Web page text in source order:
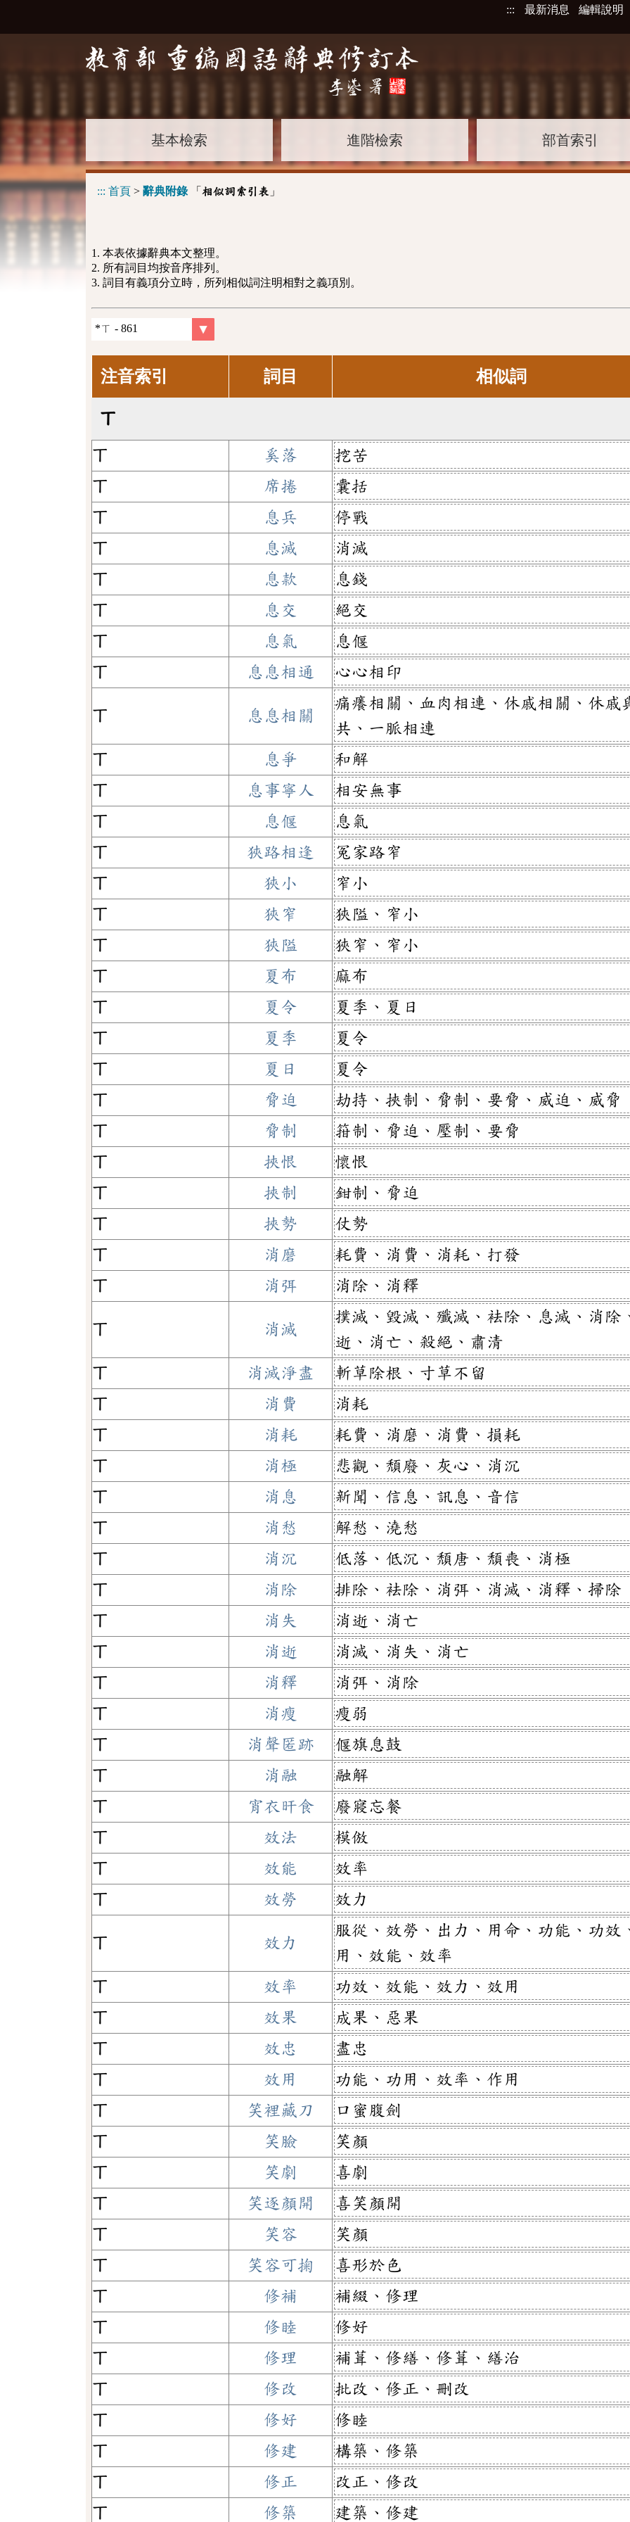
::: 最新消息 編輯說明
基本檢索 進階檢索 部首索引
::: 首頁 > 辭典附錄「 相似詞索引表 」
1. 本表依據辭典本文整理。
2. 所有詞目均按音序排列。
3. 詞目有義項分立時，所列相似詞注明相對之義項別。
注音索引 詞目 相似詞
ㄒ
ㄒ 奚落
挖苦
ㄒ
席捲
囊括
ㄒ
息兵
停戰
ㄒ
息滅
消滅
ㄒ
息款
息錢
ㄒ
息交
絕交
ㄒ
息氣
息偃
ㄒ
息息相通 心心相印
ㄒ 息息相關
痛癢相關、血肉相連、休戚相關、休戚
共、一脈相連
ㄒ
息爭
和解
ㄒ
息事寧人
相安無事
ㄒ
息偃
息氣
ㄒ
狹路相逢
冤家路窄
ㄒ
狹小
窄小
ㄒ
狹窄
狹隘、窄小
ㄒ
狹隘
狹窄、窄小
ㄒ
夏布
麻布
ㄒ
夏令
夏季、夏日
ㄒ
夏季
夏令
ㄒ
夏日
夏令
ㄒ
脅迫
劫持、挾制、脅制、要脅、威迫、威脅
ㄒ
脅制
箝制、脅迫、壓制、要脅
ㄒ
挾恨
懷恨
ㄒ
挾制
鉗制、脅迫
ㄒ
挾勢
仗勢
ㄒ
消磨
耗費、消費、消耗、打發
ㄒ
消弭 消除、消釋
ㄒ 消滅
撲滅、毀滅、殲滅、袪除、息滅、消除
逝、消亡、殺絕、肅清
ㄒ
消滅淨盡
斬草除根、寸草不留
ㄒ
消費
消耗
ㄒ
消耗
耗費、消磨、消費、損耗
ㄒ
消極
悲觀、頹廢、灰心、消沉
ㄒ
消息
新聞、信息、訊息、音信
ㄒ
消愁
解愁、澆愁
ㄒ
消沉
低落、低沉、頹唐、頹喪、消極
ㄒ
消除
排除、袪除、消弭、消滅、消釋、掃除
ㄒ
消失
消逝、消亡
ㄒ
消逝
消滅、消失、消亡
ㄒ
消釋
消弭、消除
ㄒ
消瘦
瘦弱
ㄒ
消聲匿跡
偃旗息鼓
ㄒ
消融
融解
ㄒ
宵衣旰食
廢寢忘餐
ㄒ
效法
模倣
ㄒ
效能
效率
ㄒ
效勞 效力
ㄒ 效力
服從、效勞、出力、用命、功能、功效
用、效能、效率
ㄒ
效率
功效、效能、效力、效用
ㄒ
效果
成果、惡果
ㄒ
效忠
盡忠
ㄒ
效用
功能、功用、效率、作用
ㄒ
笑裡藏刀
口蜜腹劍
ㄒ
笑臉
笑顏
ㄒ
笑劇
喜劇
ㄒ
笑逐顏開
喜笑顏開
ㄒ
笑容
笑顏
ㄒ
笑容可掬
喜形於色
ㄒ
修補
補綴、修理
ㄒ
修睦
修好
ㄒ
修理
補葺、修繕、修葺、繕治
ㄒ
修改
批改、修正、刪改
ㄒ
修好
修睦
ㄒ
修建
構築、修築
ㄒ
修正
改正、修改
ㄒ
修築 建築、修建